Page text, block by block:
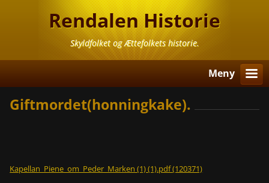
Rendalen Historie
Skyldfolket og Ættefolkets historie.
Meny
Giftmordet(honningkake).
Kapellan_Piene_om_Peder_Marken (1) (1).pdf (120371)